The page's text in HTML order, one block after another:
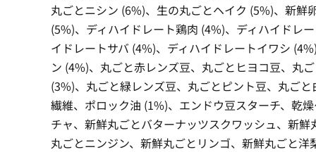
丸ごとニシン (6%)、生の丸ごとヘイク (5%)、新鮮
(5%)、ディハイドレート鶏肉 (4%)、ディハイドレ
イドレートサバ (4%)、ディハイドレートイワシ
ン (4%)、丸ごと赤レンズ豆、丸ごとヒヨコ豆、丸
(3%)、丸ごと緑レンズ豆、丸ごとピント豆、丸ご
繊維、ポロック油 (1%)、エンドウ豆スターチ、乾
チャ、新鮮丸ごとバターナッツスクワッシュ、新
丸ごとニンジン、新鮮丸ごとリンゴ、新鮮丸ごと洋